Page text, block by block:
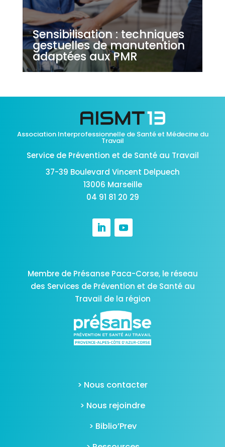
Sensibilisation : techniques
gestuelles de manutention
adaptées aux PMR
Association Interprofessionnelle de Santé et Médecine du
Travail
Service de Prévention et de Santé au Travail
37-39 Boulevard Vincent Delpuech
13006 Marseille
04 91 81 20 29
Membre de Présanse Paca-Corse, le réseau
des Services de Prévention et de Santé au
Travail de la région
> Nous contacter
> Nous rejoindre
> Biblio’Prev